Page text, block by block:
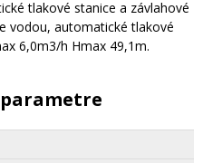
tlakové stanice a závlahové
vodou, automatické tlakové
6,0m3/h Hmax 49,1m.